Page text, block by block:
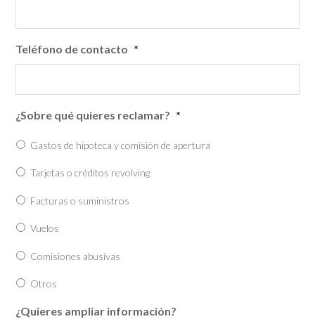
Teléfono de contacto *
¿Sobre qué quieres reclamar? *
Gastos de hipoteca y comisión de apertura
Tarjetas o créditos revolving
Facturas o suministros
Vuelos
Comisiones abusivas
Otros
¿Quieres ampliar información?